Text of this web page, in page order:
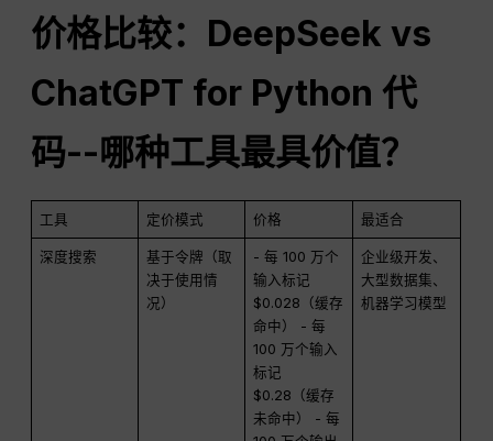
价格比较：DeepSeek vs
ChatGPT for Python 代
码--哪种工具最具价值？
工具 定价模式 价格 最适合
深度搜索
基于令牌（取
决于使用情
况）
- 每 100 万个
输入标记
$0.028（缓存
命中） - 每
100 万个输入
标记
$0.28（缓存
未命中） - 每
企业级开发、
大型数据集、
机器学习模型